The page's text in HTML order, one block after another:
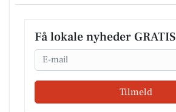
Få lokale nyheder GRATIS
Email
Tilmeld